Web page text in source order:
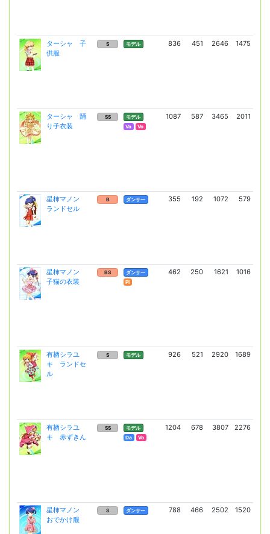
ターシャ 子
供服
S モデル 836 451 2646 1475
ターシャ 踊
り子衣装
SS
モデル
Va
Vo
1087 587 3465 2011
星柿マノン
ランドセル
B ダンサー 355 192 1072 579
星柿マノン
子猫の衣装
BS
ダンサー
Pl
462 250 1621 1016
有栖シラユ
キ ランドセ
ル
S モデル 926 521 2920 1689
有栖シラユ
キ 赤ずきん
SS
モデル
Da
Vo
1204 678 3807 2276
星柿マノン
おでかけ服
S ダンサー 788 466 2502 1520